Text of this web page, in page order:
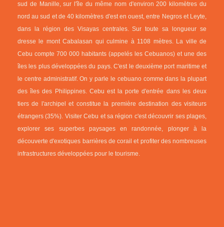
sud de Manille, sur l'île du même nom d'environ 200 kilomètres du
nord au sud et de 40 kilomètres d'est en ouest, entre Negros et Leyte,
dans la région des Visayas centrales. Sur toute sa longueur se
dresse le mont Cabalasan qui culmine à 1108 mètres. La ville de
Cebu compte 700 000 habitants (appelés les Cebuanos) et une des
îles les plus développées du pays. C'est le deuxième port maritime et
le centre administratif. On y parle le cebuano comme dans la plupart
des îles des Philippines. Cebu est la porte d'entrée dans les deux
tiers de l'archipel et constitue la première destination des visiteurs
étrangers (35%). Visiter Cebu et sa région c'est découvrir ses plages,
explorer ses superbes paysages en randonnée, plonger à la
découverte d'exotiques barrières de corail et profiter des nombreuses
infrastructures développées pour le tourisme.